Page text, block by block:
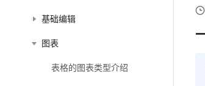
基础编辑
图表
表格的图表类型介绍